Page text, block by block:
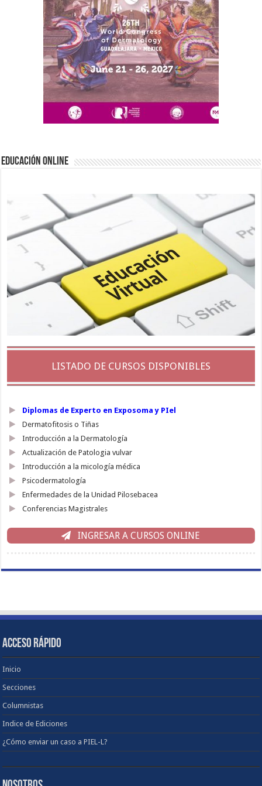
EDUCACIÓN ONLINE
LISTADO DE CURSOS DISPONIBLES
Diplomas de Experto en Exposoma y PIel
Dermatofitosis o Tiñas
Introducción a la Dermatología
Actualización de Patologia vulvar
Introducción a la micología médica
Psicodermatología
Enfermedades de la Unidad Pilosebacea
Conferencias Magistrales
INGRESAR A CURSOS ONLINE
ACCESO RÁPIDO
Inicio
Secciones
Columnistas
Indice de Ediciones
¿Cómo enviar un caso a PIEL-L?